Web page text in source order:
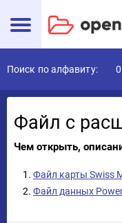
Поиск по алфавиту:
Файл с
Чем открыть,
Файл карты Swiss
Файл данных